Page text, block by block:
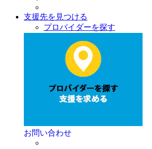
支援先を見つける
プロバイダーを探す
お問い合わせ